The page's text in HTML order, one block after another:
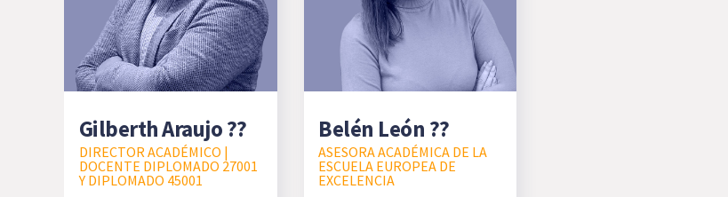
Gilberth Araujo ??
DIRECTOR ACADÉMICO |
DOCENTE DIPLOMADO 27001
Y DIPLOMADO 45001
Belén León ??
ASESORA ACADÉMICA DE LA
ESCUELA EUROPEA DE
EXCELENCIA